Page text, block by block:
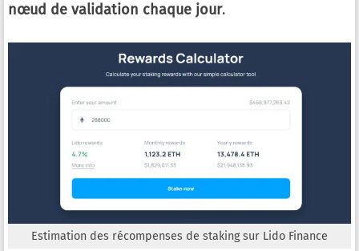
nœud de validation chaque jour.
Estimation des récompenses de staking sur Lido Finance